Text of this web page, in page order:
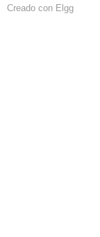
Creado con Elgg